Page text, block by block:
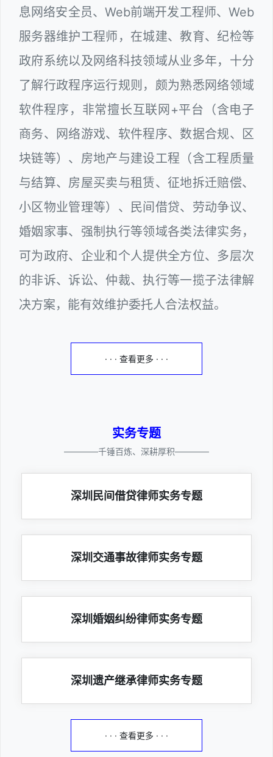
息网络安全员、Web前端开发工程师、Web
服务器维护工程师，在城建、教育、纪检等
政府系统以及网络科技领域从业多年，十分
了解行政程序运行规则，颇为熟悉网络领域
软件程序，非常擅长互联网+平台（含电子
商务、网络游戏、软件程序、数据合规、区
块链等）、房地产与建设工程（含工程质量
与结算、房屋买卖与租赁、征地拆迁赔偿、
小区物业管理等）、民间借贷、劳动争议、
婚姻家事、强制执行等领域各类法律实务，
可为政府、企业和个人提供全方位、多层次
的非诉、诉讼、仲裁、执行等一揽子法律解
决方案，能有效维护委托人合法权益。
· · · 查看更多 · · ·
实务专题
————千锤百炼、深耕厚积————
深圳民间借贷律师实务专题
深圳交通事故律师实务专题
深圳婚姻纠纷律师实务专题
深圳遗产继承律师实务专题
· · · 查看更多 · · ·